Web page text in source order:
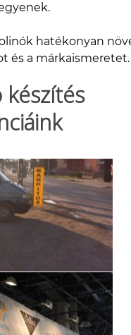
hatékonyan
és a márkaismeretet.
készítés